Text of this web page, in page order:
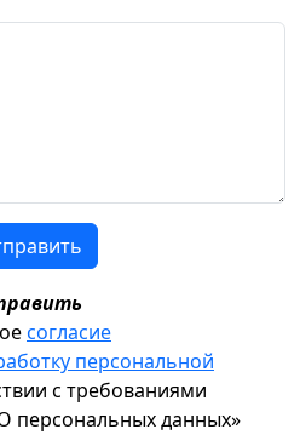
согласие
персональной
с требованиями
персональных данных»